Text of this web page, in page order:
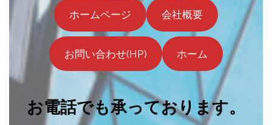
ホームページ 会社概要
お問い合わせ(HP) ホーム
お電話でも承っております。